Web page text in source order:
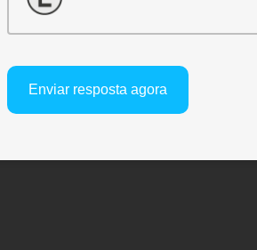
Enviar resposta agora